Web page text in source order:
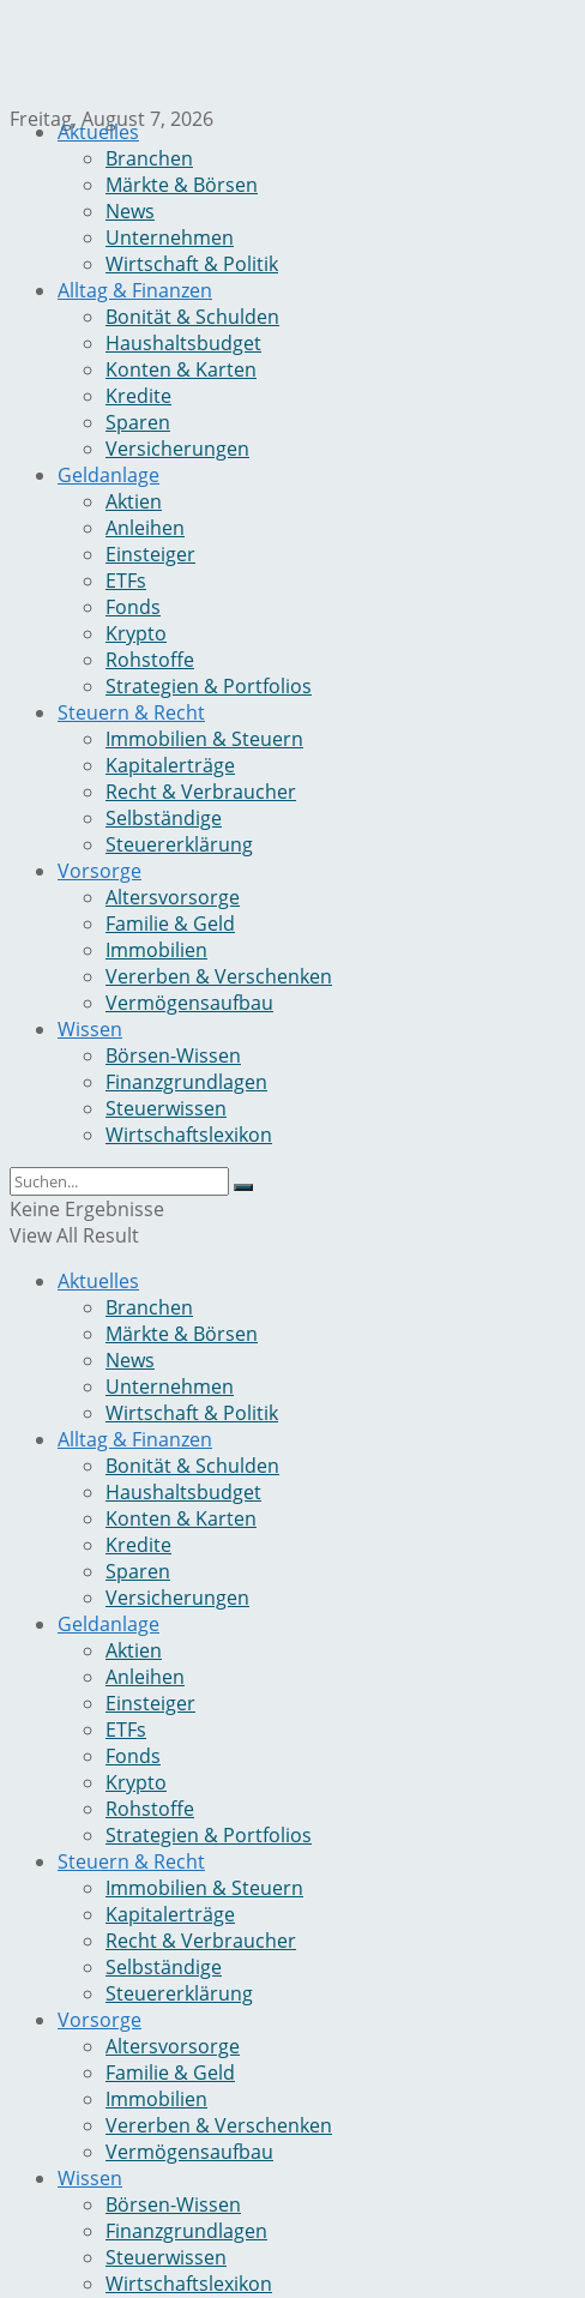
Freitag, August 7, 2026
Aktuelles
Branchen
Märkte & Börsen
News
Unternehmen
Wirtschaft & Politik
Alltag & Finanzen
Bonität & Schulden
Haushaltsbudget
Konten & Karten
Kredite
Sparen
Versicherungen
Geldanlage
Aktien
Anleihen
Einsteiger
ETFs
Fonds
Krypto
Rohstoffe
Strategien & Portfolios
Steuern & Recht
Immobilien & Steuern
Kapitalerträge
Recht & Verbraucher
Selbständige
Steuererklärung
Vorsorge
Altersvorsorge
Familie & Geld
Immobilien
Vererben & Verschenken
Vermögensaufbau
Wissen
Börsen-Wissen
Finanzgrundlagen
Steuerwissen
Wirtschaftslexikon
Keine Ergebnisse
View All Result
Aktuelles
Branchen
Märkte & Börsen
News
Unternehmen
Wirtschaft & Politik
Alltag & Finanzen
Bonität & Schulden
Haushaltsbudget
Konten & Karten
Kredite
Sparen
Versicherungen
Geldanlage
Aktien
Anleihen
Einsteiger
ETFs
Fonds
Krypto
Rohstoffe
Strategien & Portfolios
Steuern & Recht
Immobilien & Steuern
Kapitalerträge
Recht & Verbraucher
Selbständige
Steuererklärung
Vorsorge
Altersvorsorge
Familie & Geld
Immobilien
Vererben & Verschenken
Vermögensaufbau
Wissen
Börsen-Wissen
Finanzgrundlagen
Steuerwissen
Wirtschaftslexikon